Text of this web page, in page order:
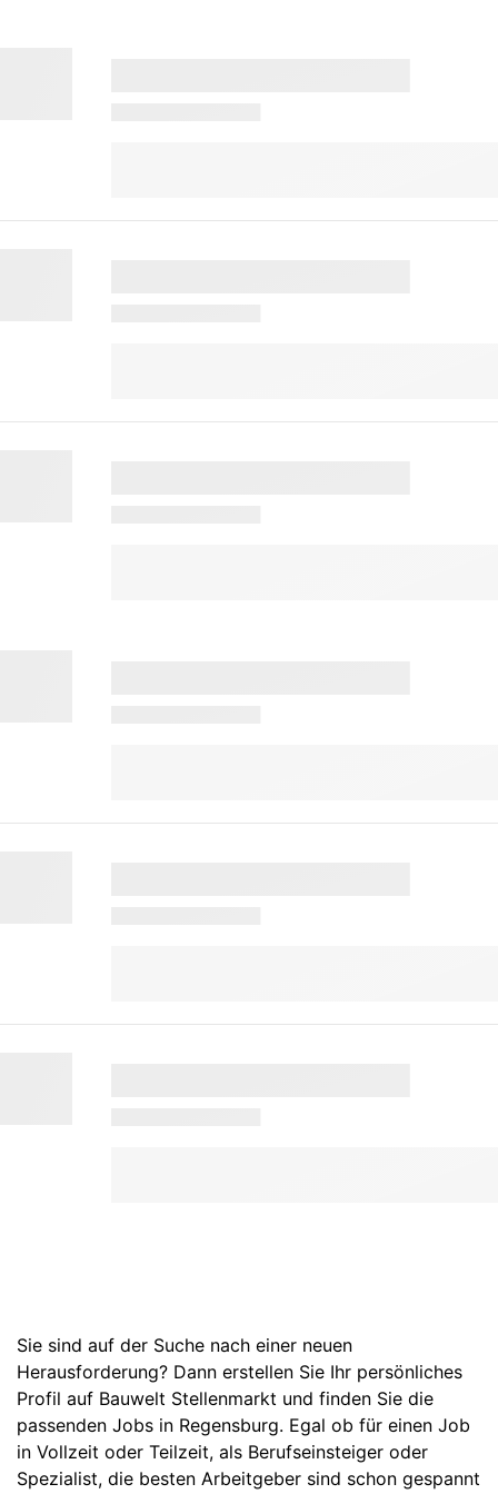
Sie sind auf der Suche nach einer neuen
Herausforderung? Dann erstellen Sie Ihr persönliches
Profil auf Bauwelt Stellenmarkt und finden Sie die
passenden Jobs in Regensburg. Egal ob für einen Job
in Vollzeit oder Teilzeit, als Berufseinsteiger oder
Spezialist, die besten Arbeitgeber sind schon gespannt